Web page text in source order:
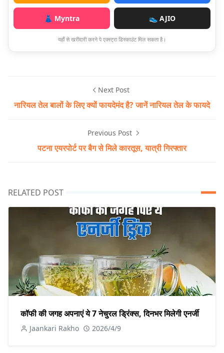
👗 Myntra 👟 AJIO
यहाँ से खरीदारी करने पे एक्स्ट्रा डिस्काउंट मिल सकता है।
Next Post
नारियल तेल बालों के लिए क्यों फायदेमंद है? जानें नारियल तेल के फायदे
Previous Post
पटना एयरपोर्ट पर बैग से मिले कारतूस, यात्री गिरफ्तार
RELATED POST
कॉफी की जगह अपनाएं ये 7 नेचुरल ड्रिंक्स, दिनभर मिलेगी एनर्जी
Jaankari Rakho 2026/4/9